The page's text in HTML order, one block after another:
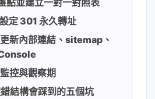
點並建立一對一對照表
定 301 永久轉址
新內部連結、sitemap、
控與觀察期
結構會踩到的五個坑